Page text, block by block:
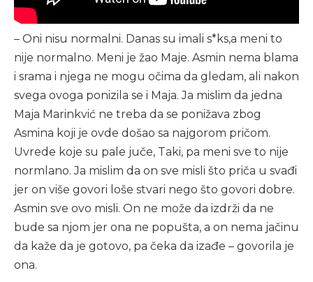
– Oni nisu normalni. Danas su imali s*ks,a meni to
nije normalno. Meni je žao Maje. Asmin nema blama
i srama i njega ne mogu očima da gledam, ali nakon
svega ovoga ponizila se i Maja. Ja mislim da jedna
Maja Marinkvić ne treba da se ponižava zbog
Asmina koji je ovde došao sa najgorom pričom.
Uvrede koje su pale juče, Taki, pa meni sve to nije
normlano. Ja mislim da on sve misli što priča u svađi
jer on više govori loše stvari nego što govori dobre.
Asmin sve ovo misli. On ne može da izdrži da ne
bude sa njom jer ona ne popušta, a on nema jačinu
da kaže da je gotovo, pa čeka da izađe – govorila je
ona.